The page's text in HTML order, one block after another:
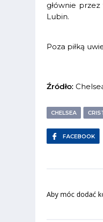
głównie
Lubin.
Poza piłką
Źródło:
CHELSEA
FACEBOOK
Aby móc dodać